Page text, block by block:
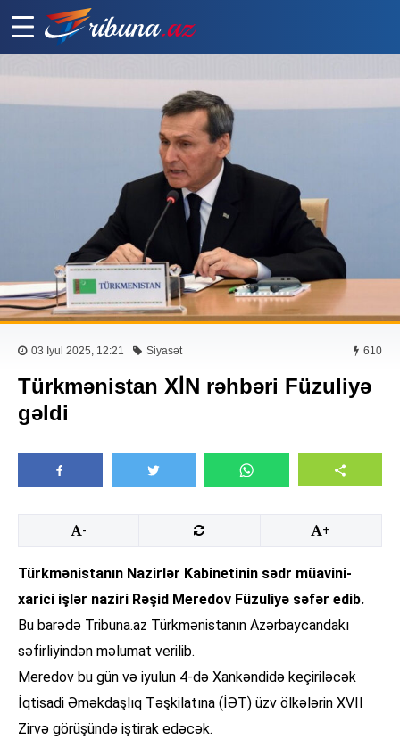
03 İyul 2025, 12:21 Siyasət 610
Türkmənistan XİN rəhbəri Füzuliyə
gəldi
- +
Türkmənistanın Nazirlər Kabinetinin sədr müavini-
xarici işlər naziri Rəşid Meredov Füzuliyə səfər edib.
Bu barədə Tribuna.az Türkmənistanın Azərbaycandakı
səfirliyindən məlumat verilib.
Meredov bu gün və iyulun 4-də Xankəndidə keçiriləcək
İqtisadi Əməkdaşlıq Təşkilatına (İƏT) üzv ölkələrin XVII
Zirvə görüşündə iştirak edəcək.